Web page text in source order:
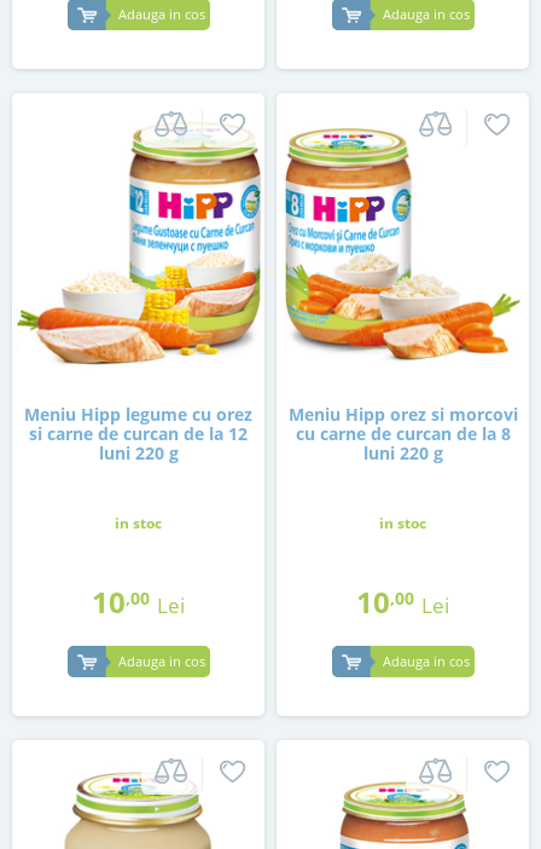
Adauga in cos Adauga in cos
Meniu Hipp legume cu orez
si carne de curcan de la 12
luni 220 g
in stoc
10,00 Lei
Adauga in cos
Meniu Hipp orez si morcovi
cu carne de curcan de la 8
luni 220 g
in stoc
10,00 Lei
Adauga in cos